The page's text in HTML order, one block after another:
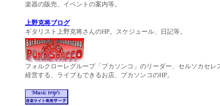
楽器の販売、イベントの案内等。
上野克将ブログ
ギタリスト上野克将さんのHP。スケジュール、日記等。
フォルクローレグループ「プカソンコ」のリーダー、セルソカセレ
経営する、ライブもできるお店、プカソンコのHP。